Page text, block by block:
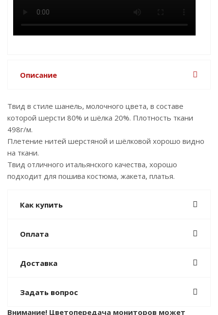
Описание
Твид в стиле шанель, молочного цвета, в составе
которой шерсти 80% и шёлка 20%. Плотность ткани
498г/м.
Плетение нитей шерстяной и шёлковой хорошо видно
на ткани.
Твид отличного итальянского качества, хорошо
подходит для пошива костюма, жакета, платья.
Как купить
Оплата
Доставка
Задать вопрос
Внимание! Цветопередача мониторов может